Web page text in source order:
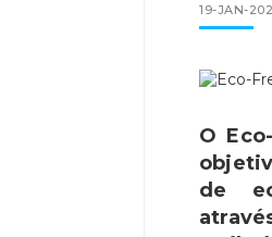
19-JAN-
O
de